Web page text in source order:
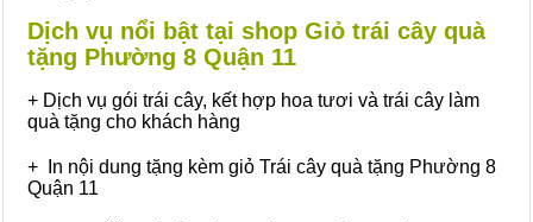
Dịch vụ nổi bật tại shop Giỏ trái cây quà
tặng Phường 8 Quận 11
+ Dịch vụ gói trái cây, kết hợp hoa tươi và trái cây làm
quà tặng cho khách hàng
+ In nội dung tặng kèm giỏ Trái cây quà tặng Phường 8
Quận 11